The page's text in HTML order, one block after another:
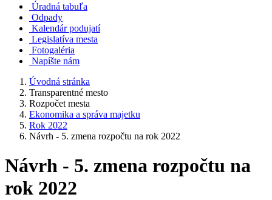
Úradná tabuľa
Odpady
Kalendár podujatí
Legislatíva mesta
Fotogaléria
Napíšte nám
Úvodná stránka
Transparentné mesto
Rozpočet mesta
Ekonomika a správa majetku
Rok 2022
Návrh - 5. zmena rozpočtu na rok 2022
Návrh - 5. zmena rozpočtu na
rok 2022